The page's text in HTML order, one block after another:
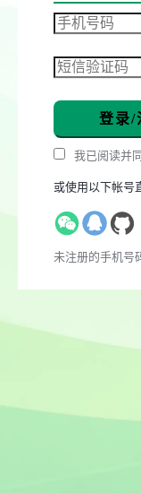
登录/
我已阅读并
或使用以下帐号
未注册的手机号